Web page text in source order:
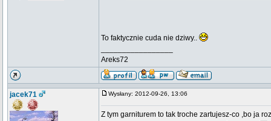
To faktycznie cuda nie dziwy..
Areks72
jacek71 Wysłany: 2012-09-26, 13:06
Z tym garniturem to tak troche zartujesz-co ,bo ja